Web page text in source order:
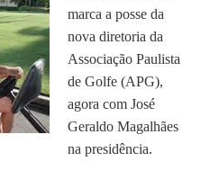
marca a posse da
nova diretoria da
Associação Paulista
de Golfe (APG),
agora com José
Geraldo Magalhães
na presidência.